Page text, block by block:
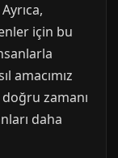
için bu
amacımız
zamanı
daha